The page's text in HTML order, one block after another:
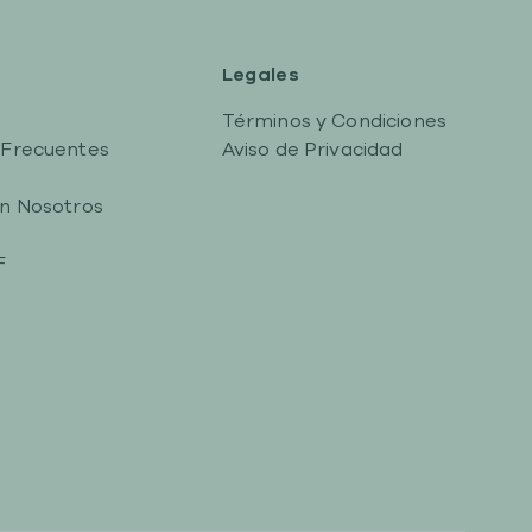
Nosotros
Legales
Términos y Condiciones
Aviso de Privacidad